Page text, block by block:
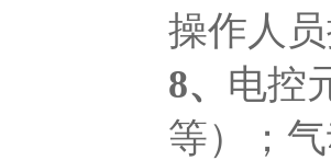
操作人
8、 电控
等）
；